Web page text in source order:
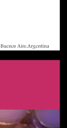
Aire,Argentina